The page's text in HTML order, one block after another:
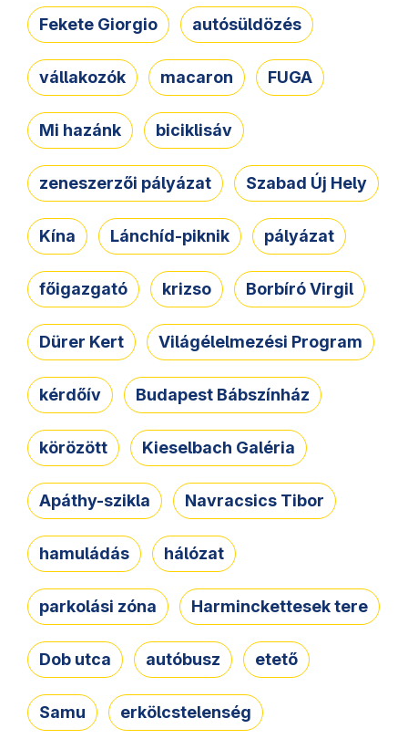
Fekete Giorgio autósüldözés
vállakozók macaron FUGA
Mi hazánk biciklisáv
zeneszerzői pályázat Szabad Új Hely
Kína Lánchíd-piknik pályázat
főigazgató krizso Borbíró Virgil
Dürer Kert Világélelmezési Program
kérdőív Budapest Bábszínház
körözött Kieselbach Galéria
Apáthy-szikla Navracsics Tibor
hamuládás hálózat
parkolási zóna Harminckettesek tere
Dob utca autóbusz etető
Samu erkölcstelenség